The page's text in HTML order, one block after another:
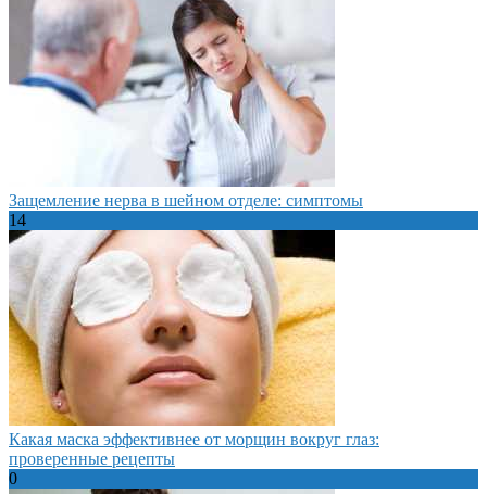
Защемление нерва в шейном отделе: симптомы
14
Какая маска эффективнее от морщин вокруг глаз:
проверенные рецепты
0